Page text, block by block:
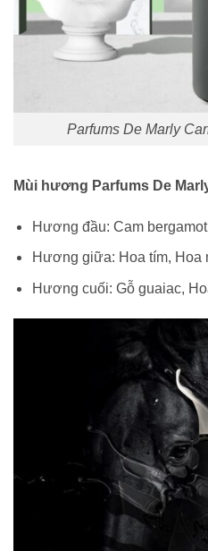
Parfums De Marly
Mùi hương Parfums De
Hương đầu: Cam
Hương giữa: Hoa tím, Hoa
Hương cuối: Gỗ guaiac,